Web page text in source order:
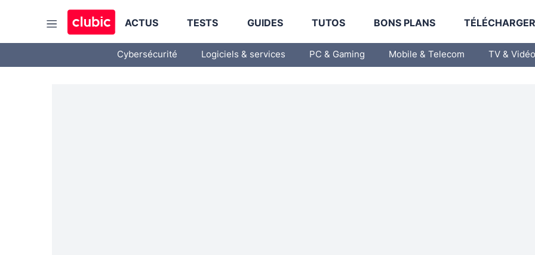
ACTUS TESTS GUIDES TUTOS BONS PLANS
Cybersécurité Logiciels & services PC & Gaming Mobile & Telecom TV & Vidéo